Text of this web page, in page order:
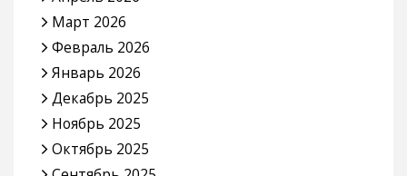
Март 2026
Февраль 2026
Январь 2026
Декабрь 2025
Ноябрь 2025
Октябрь 2025